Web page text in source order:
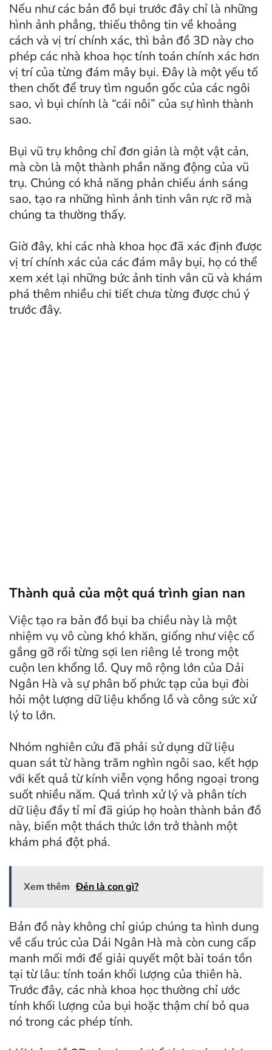
Nếu như các bản đồ bụi trước đây chỉ là những
hình ảnh phẳng, thiếu thông tin về khoảng
cách và vị trí chính xác, thì bản đồ 3D này cho
phép các nhà khoa học tính toán chính xác hơn
vị trí của từng đám mây bụi. Đây là một yếu tố
then chốt để truy tìm nguồn gốc của các ngôi
sao, vì bụi chính là “cái nôi” của sự hình thành
sao.
Bụi vũ trụ không chỉ đơn giản là một vật cản,
mà còn là một thành phần năng động của vũ
trụ. Chúng có khả năng phản chiếu ánh sáng
sao, tạo ra những hình ảnh tinh vân rực rỡ mà
chúng ta thường thấy.
Giờ đây, khi các nhà khoa học đã xác định được
vị trí chính xác của các đám mây bụi, họ có thể
xem xét lại những bức ảnh tinh vân cũ và khám
phá thêm nhiều chi tiết chưa từng được chú ý
trước đây.
Thành quả của một quá trình gian nan
Việc tạo ra bản đồ bụi ba chiều này là một
nhiệm vụ vô cùng khó khăn, giống như việc cố
gắng gỡ rối từng sợi len riêng lẻ trong một
cuộn len khổng lồ. Quy mô rộng lớn của Dải
Ngân Hà và sự phân bố phức tạp của bụi đòi
hỏi một lượng dữ liệu khổng lồ và công sức xử
lý to lớn.
Nhóm nghiên cứu đã phải sử dụng dữ liệu
quan sát từ hàng trăm nghìn ngôi sao, kết hợp
với kết quả từ kính viễn vọng hồng ngoại trong
suốt nhiều năm. Quá trình xử lý và phân tích
dữ liệu đầy tỉ mỉ đã giúp họ hoàn thành bản đồ
này, biến một thách thức lớn trở thành một
khám phá đột phá.
Xem thêm Đẻn là con gì?
Bản đồ này không chỉ giúp chúng ta hình dung
về cấu trúc của Dải Ngân Hà mà còn cung cấp
manh mối mới để giải quyết một bài toán tồn
tại từ lâu: tính toán khối lượng của thiên hà.
Trước đây, các nhà khoa học thường chỉ ước
tính khối lượng của bụi hoặc thậm chí bỏ qua
nó trong các phép tính.